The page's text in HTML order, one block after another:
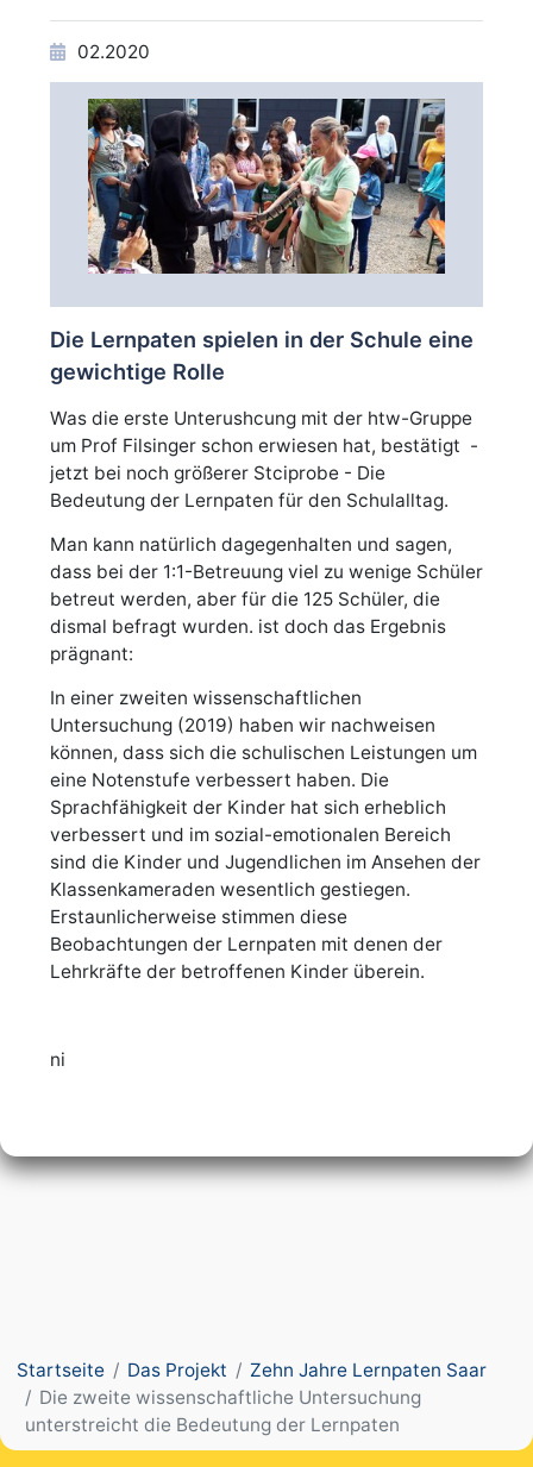
02.2020
Die Lernpaten spielen in der Schule eine
gewichtige Rolle
Was die erste Unterushcung mit der htw-Gruppe
um Prof Filsinger schon erwiesen hat, bestätigt -
jetzt bei noch größerer Stciprobe - Die
Bedeutung der Lernpaten für den Schulalltag.
Man kann natürlich dagegenhalten und sagen,
dass bei der 1:1-Betreuung viel zu wenige Schüler
betreut werden, aber für die 125 Schüler, die
dismal befragt wurden. ist doch das Ergebnis
prägnant:
In einer zweiten wissenschaftlichen
Untersuchung (2019) haben wir nachweisen
können, dass sich die schulischen Leistungen um
eine Notenstufe verbessert haben. Die
Sprachfähigkeit der Kinder hat sich erheblich
verbessert und im sozial-emotionalen Bereich
sind die Kinder und Jugendlichen im Ansehen der
Klassenkameraden wesentlich gestiegen.
Erstaunlicherweise stimmen diese
Beobachtungen der Lernpaten mit denen der
Lehrkräfte der betroffenen Kinder überein.
ni
Startseite Das Projekt
Zehn Jahre Lernpaten Saar
Die zweite wissenschaftliche Untersuchung
unterstreicht die Bedeutung der Lernpaten